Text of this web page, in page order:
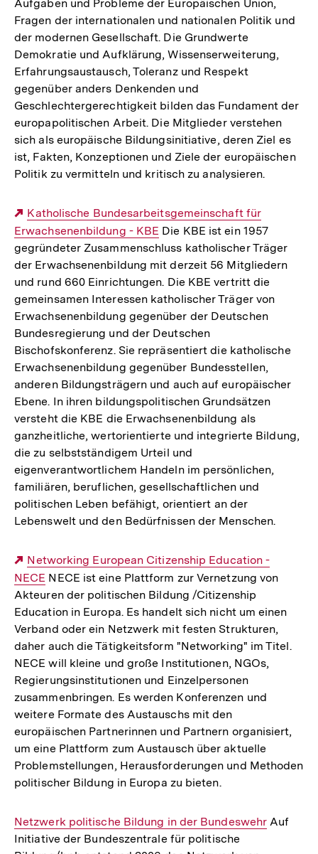
Aufgaben und Probleme der Europäischen Union,
Fragen der internationalen und nationalen Politik und
der modernen Gesellschaft. Die Grundwerte
Demokratie und Aufklärung, Wissenserweiterung,
Erfahrungsaustausch, Toleranz und Respekt
gegenüber anders Denkenden und
Geschlechtergerechtigkeit bilden das Fundament der
europapolitischen Arbeit. Die Mitglieder verstehen
sich als europäische Bildungsinitiative, deren Ziel es
ist, Fakten, Konzeptionen und Ziele der europäischen
Politik zu vermitteln und kritisch zu analysieren.
Externer
Link:
Katholische Bundesarbeitsgemeinschaft für
Erwachsenenbildung - KBE Die KBE ist ein 1957
gegründeter Zusammenschluss katholischer Träger
der Erwachsenenbildung mit derzeit 56 Mitgliedern
und rund 660 Einrichtungen. Die KBE vertritt die
gemeinsamen Interessen katholischer Träger von
Erwachsenenbildung gegenüber der Deutschen
Bundesregierung und der Deutschen
Bischofskonferenz. Sie repräsentiert die katholische
Erwachsenenbildung gegenüber Bundesstellen,
anderen Bildungsträgern und auch auf europäischer
Ebene. In ihren bildungspolitischen Grundsätzen
versteht die KBE die Erwachsenenbildung als
ganzheitliche, wertorientierte und integrierte Bildung,
die zu selbstständigem Urteil und
eigenverantwortlichem Handeln im persönlichen,
familiären, beruflichen, gesellschaftlichen und
politischen Leben befähigt, orientiert an der
Lebenswelt und den Bedürfnissen der Menschen.
Externer
Link:
Networking European Citizenship Education -
NECE NECE ist eine Plattform zur Vernetzung von
Akteuren der politischen Bildung /Citizenship
Education in Europa. Es handelt sich nicht um einen
Verband oder ein Netzwerk mit festen Strukturen,
daher auch die Tätigkeitsform "Networking" im Titel.
NECE will kleine und große Institutionen, NGOs,
Regierungsinstitutionen und Einzelpersonen
zusammenbringen. Es werden Konferenzen und
weitere Formate des Austauschs mit den
europäischen Partnerinnen und Partnern organisiert,
um eine Plattform zum Austausch über aktuelle
Problemstellungen, Herausforderungen und Methoden
politischer Bildung in Europa zu bieten.
Interner
Link:
Netzwerk politische Bildung in der Bundeswehr Auf
Initiative der Bundeszentrale für politische